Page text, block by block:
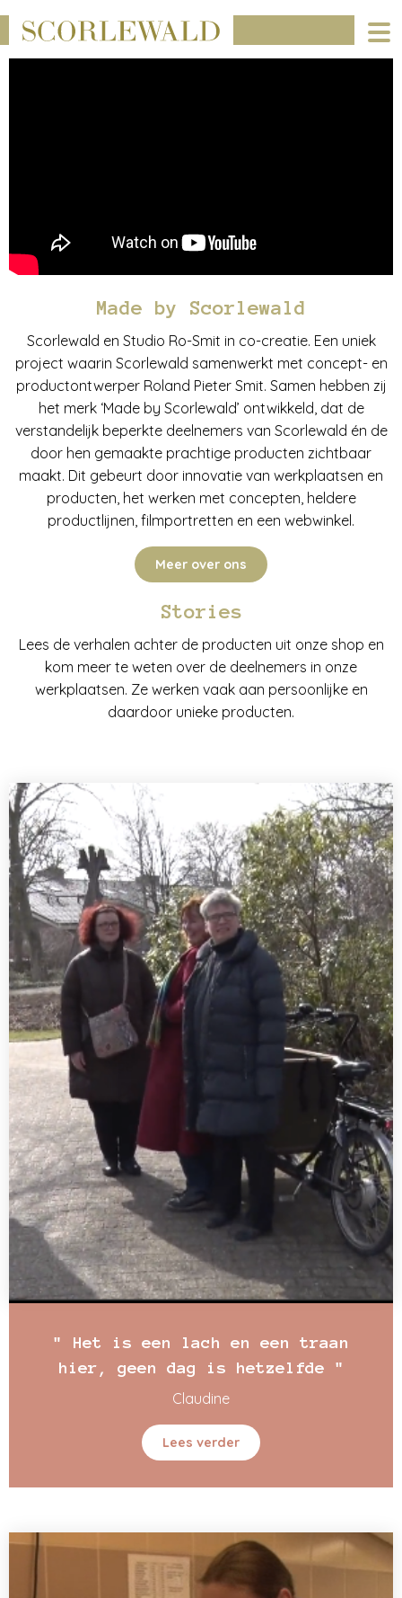
Made by Scorlewald
Scorlewald en Studio Ro-Smit in co-creatie. Een uniek
project waarin Scorlewald samenwerkt met concept- en
productontwerper Roland Pieter Smit. Samen hebben zij
het merk ‘Made by Scorlewald’ ontwikkeld, dat de
verstandelijk beperkte deelnemers van Scorlewald én de
door hen gemaakte prachtige producten zichtbaar
maakt. Dit gebeurt door innovatie van werkplaatsen en
producten, het werken met concepten, heldere
productlijnen, filmportretten en een webwinkel.
Meer over ons
Stories
Lees de verhalen achter de producten uit onze shop en
kom meer te weten over de deelnemers in onze
werkplaatsen. Ze werken vaak aan persoonlijke en
daardoor unieke producten.
" Het is een lach en een traan
hier, geen dag is hetzelfde "
Claudine
Lees verder